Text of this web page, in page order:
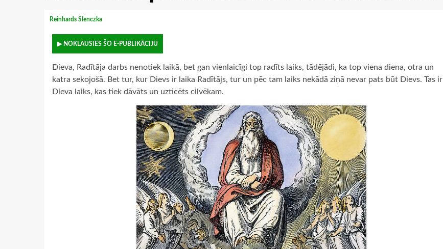
Reinhards Slenczka
▶ NOKLAUSIES ŠO E-PUBLIKĀCIJU
Dieva, Radītāja darbs nenotiek laikā, bet gan vienlaicīgi top radīts laiks, tādējādi, ka top viena diena, otra un
katra sekojošā. Bet tur, kur Dievs ir laika Radītājs, tur un pēc tam laiks nekādā ziņā nevar pats būt Dievs. Tas ir
Dieva laiks, kas tiek dāvāts un uzticēts cilvēkam.